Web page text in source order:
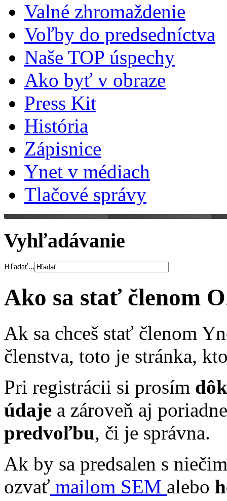
Valné zhromaždenie
Voľby do predsedníctva
Naše TOP úspechy
Ako byť v obraze
Press Kit
História
Zápisnice
Ynet v médiach
Tlačové správy
Vyhľadávanie
Hľadať...
Ako sa stať členom
​Ak sa chceš stať členom
členstva, toto je stránka,
Pri registrácii si prosím
údaje a zároveň aj
predvoľbu, či je správna.
Ak by sa predsalen s
ozvať mailom SEM alebo